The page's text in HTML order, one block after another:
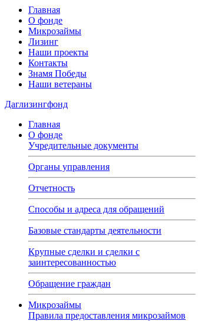
Главная
О фонде
Микрозаймы
Лизинг
Наши проекты
Контакты
Знамя Победы
Наши ветераны
Даглизингфонд
Главная
О фонде
Учредительные документы
Органы управления
Отчетность
Способы и адреса для обращений
Базовые стандарты деятельности
Крупные сделки и сделки с
заинтересованностью
Обращение граждан
Микрозаймы
Правила предоставления микрозаймов